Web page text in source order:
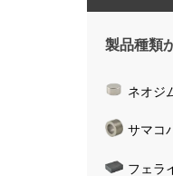
製品種類
ネオジ
サマコ
フェラ